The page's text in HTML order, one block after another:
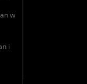
w
i